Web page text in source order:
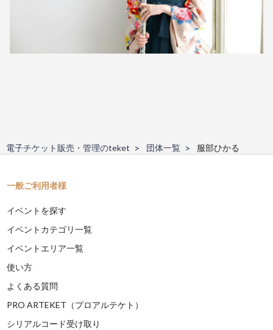
電子チケット販売・管理のteket 団体一覧 服部ひかる
一般ご利用者様
イベントを探す
イベントカテゴリ一覧
イベントエリア一覧
使い方
よくある質問
PRO ARTEKET（プロアルテケト）
シリアルコード受け取り